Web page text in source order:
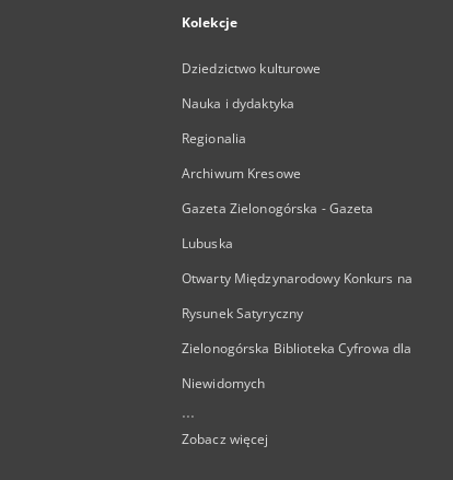
Kolekcje
Dziedzictwo kulturowe
Nauka i dydaktyka
Regionalia
Archiwum Kresowe
Gazeta Zielonogórska - Gazeta
Lubuska
Otwarty Międzynarodowy Konkurs na
Rysunek Satyryczny
Zielonogórska Biblioteka Cyfrowa dla
Niewidomych
...
Zobacz więcej